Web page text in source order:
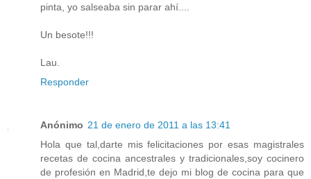
pinta, yo salseaba sin parar ahí....
Un besote!!!
Lau.
Responder
Anónimo 21 de enero de 2011 a las 13:41
Hola que tal,darte mis felicitaciones por esas magistrales
recetas de cocina ancestrales y tradicionales,soy cocinero
de profesión en Madrid,te dejo mi blog de cocina para que